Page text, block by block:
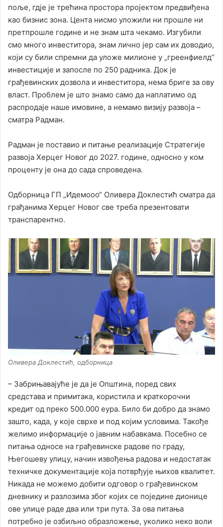
поље, гдје је трећина простора пројектом предвиђена
као бизнис зона. Цента нисмо уложили ни прошле ни
претпрошле године и не знам шта чекамо. Изгубили
смо много инвеститора, знам лично јер сам их доводио,
који су били спремни да уложе милионе у „греенфиелд“
инвестиције и запосле по 250 радника. Док је
грађевинских дозвола и инвеститора, нема бриге за ову
власт. Проблем је што знамо само да наплатимо од
распродаје наше имовине, а немамо визију развоја –
сматра Радман.
Радман је поставио и питање реализације Стратегије
развоја Херцег Новог до 2027. године, односно у ком
проценту је она до сада спроведена.
Одборница ГП „Идемооо“ Оливера Доклестић сматра да
грађанима Херцег Новог све треба презентовати
транспарентно.
Оливера Доклестић, одборница
– Забрињавајуће је да је Општина, поред свих
средстава и примитака, користила и краткорочни
кредит од преко 500.000 еура. Било би добро да знамо
зашто, када, у које сврхе и под којим условима. Такође
желимо информације о јавним набавкама. Посебно се
питања односе на грађевинске радове по граду,
Његошеву улицу, начин извођења радова и недостатак
техничке документације која потврђује њихов квалитет.
Никада не можемо добити одговор о грађевинском
дневнику и разлозима због којих се поједине дионице
ове улице раде два или три пута. За ова питања
потребно је озбиљно образложење, уколико неко воли